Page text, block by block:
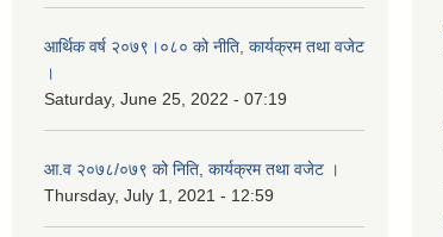
आर्थिक वर्ष २०७९।०८० को नीति, कार्यक्रम तथा वजेट
।
Saturday, June 25, 2022 - 07:19
आ.व २०७८/०७९ को निति, कार्यक्रम तथा वजेट ।
Thursday, July 1, 2021 - 12:59